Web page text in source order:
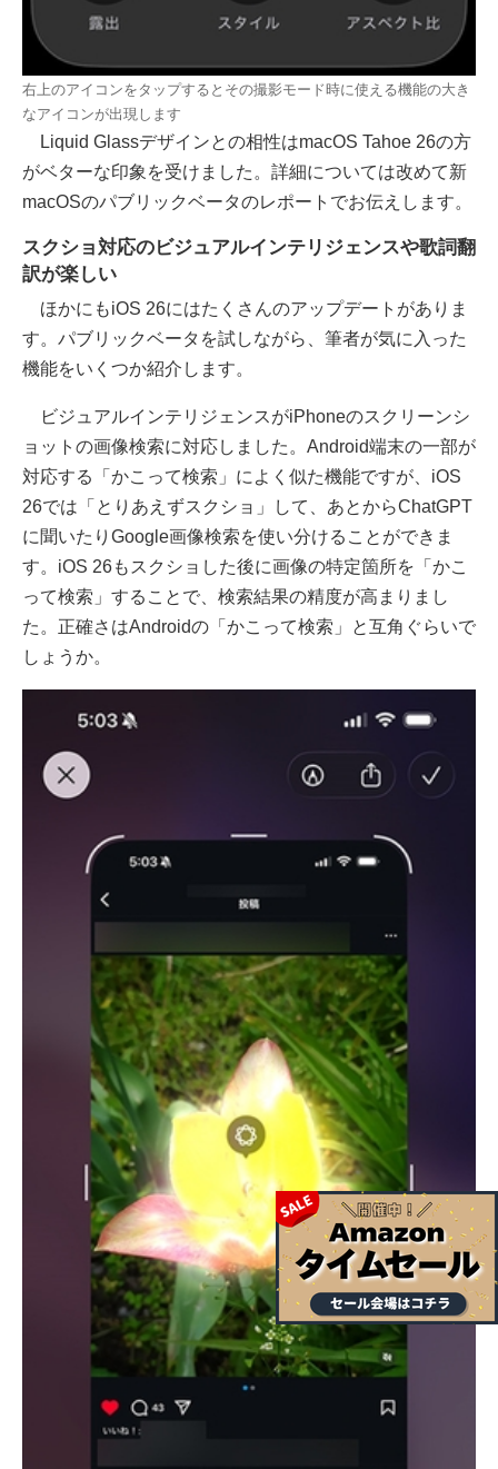
右上のアイコンをタップするとその撮影モード時に使える機能の大き
なアイコンが出現します
Liquid Glassデザインとの相性はmacOS Tahoe 26の方
がベターな印象を受けました。詳細については改めて新
macOSのパブリックベータのレポートでお伝えします。
スクショ対応のビジュアルインテリジェンスや歌詞翻
訳が楽しい
ほかにもiOS 26にはたくさんのアップデートがありま
す。パブリックベータを試しながら、筆者が気に入った
機能をいくつか紹介します。
ビジュアルインテリジェンスがiPhoneのスクリーンシ
ョットの画像検索に対応しました。Android端末の一部が
対応する「かこって検索」によく似た機能ですが、iOS
26では「とりあえずスクショ」して、あとからChatGPT
に聞いたりGoogle画像検索を使い分けることができま
す。iOS 26もスクショした後に画像の特定箇所を「かこ
って検索」することで、検索結果の精度が高まりまし
た。正確さはAndroidの「かこって検索」と互角ぐらいで
しょうか。